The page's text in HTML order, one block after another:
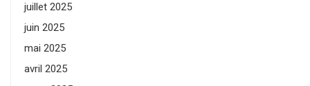
juillet 2025
juin 2025
mai 2025
avril 2025